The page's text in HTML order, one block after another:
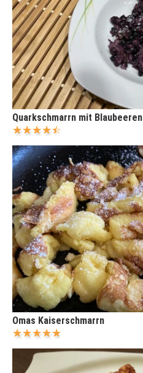
Quarkschmarrn mit Blaubeeren
Omas Kaiserschmarrn